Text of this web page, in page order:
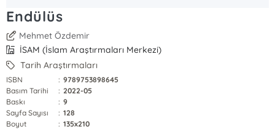
Endülüs
Mehmet Özdemir
İSAM (İslam Araştırmaları Merkezi)
Tarih Araştırmaları
ISBN : 9789753898645
Basım Tarihi
: 2022-05
Baskı
: 9
Sayfa Sayısı
: 128
Boyut
: 135x210